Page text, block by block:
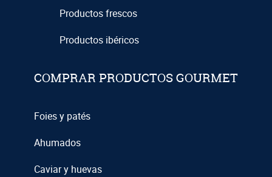
Productos frescos
Productos ibéricos
COMPRAR PRODUCTOS GOURMET
Foies y patés
Ahumados
Caviar y huevas